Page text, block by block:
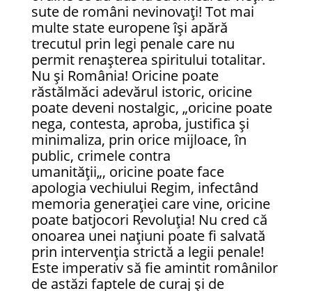
sute de români nevinovați! Tot mai
multe state europene își apără
trecutul prin legi penale care nu
permit renașterea spiritului totalitar.
Nu și România! Oricine poate
răstălmăci adevărul istoric, oricine
poate deveni nostalgic, „oricine poate
nega, contesta, aproba, justifica și
minimaliza, prin orice mijloace, în
public, crimele contra
umanității„, oricine poate face
apologia vechiului Regim, infectând
memoria generației care vine, oricine
poate batjocori Revoluția! Nu cred că
onoarea unei națiuni poate fi salvată
prin intervenția strictă a legii penale!
Este imperativ să fie amintit românilor
de astăzi faptele de curaj și de